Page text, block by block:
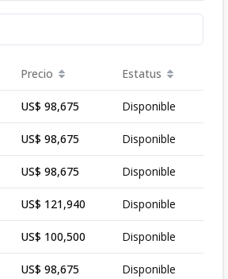
Precio Estatus
US$ 98,675 Disponible
US$ 98,675 Disponible
US$ 98,675 Disponible
US$ 121,940 Disponible
US$ 100,500 Disponible
US$ 98,675 Disponible